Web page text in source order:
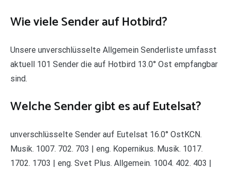
Wie viele Sender auf Hotbird?
Unsere unverschlüsselte Allgemein Senderliste umfasst
aktuell 101 Sender die auf Hotbird 13.0° Ost empfangbar
sind.
Welche Sender gibt es auf Eutelsat?
unverschlüsselte Sender auf Eutelsat 16.0° OstKCN.
Musik. 1007. 702. 703 | eng. Kopernikus. Musik. 1017.
1702. 1703 | eng. Svet Plus. Allgemein. 1004. 402. 403 |